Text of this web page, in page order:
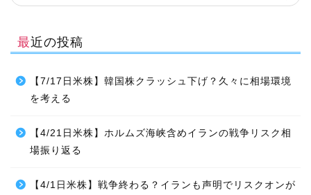
最近の投稿
【7/17日米株】韓国株クラッシュ下げ？久々に相場環境
を考える
【4/21日米株】ホルムズ海峡含めイランの戦争リスク相
場振り返る
【4/1日米株】戦争終わる？イランも声明でリスクオンが